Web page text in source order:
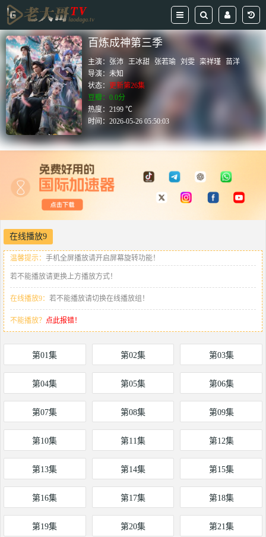
百炼成神第三季
主演： 张沛 王冰甜 张若瑜 刘雯 栾祥瑾
苗洋
导演：未知
状态： 更新第26集
豆瓣：0.0分
热度：2199 ℃
时间：2026-05-26 05:50:03
在线播放9
温馨提示： 手机全屏播放请开启屏幕旋转功能！
若不能播放请更换上方播放方式！
在线播放9： 若不能播放请切换在线播放组！
不能播放？ 点此报错！
第01集 第02集 第03集
第04集 第05集 第06集
第07集 第08集 第09集
第10集 第11集 第12集
第13集 第14集 第15集
第16集 第17集 第18集
第19集 第20集 第21集